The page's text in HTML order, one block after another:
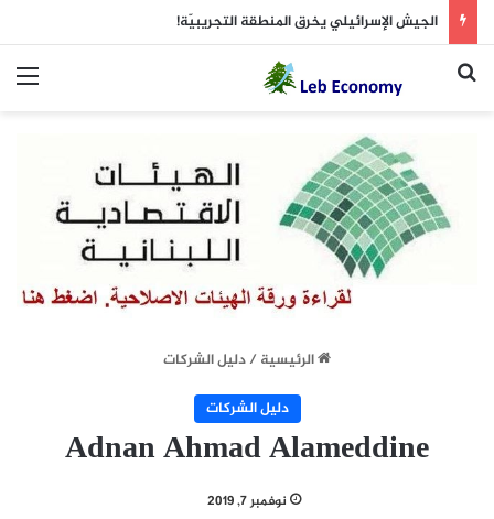
الجيش الإسرائيلي يخرق المنطقة التجريبيّة!
بحث عن
الرئيسية/دليل الشركات
دليل الشركات
Adnan Ahmad Alameddine
نوفمبر 7, 2019